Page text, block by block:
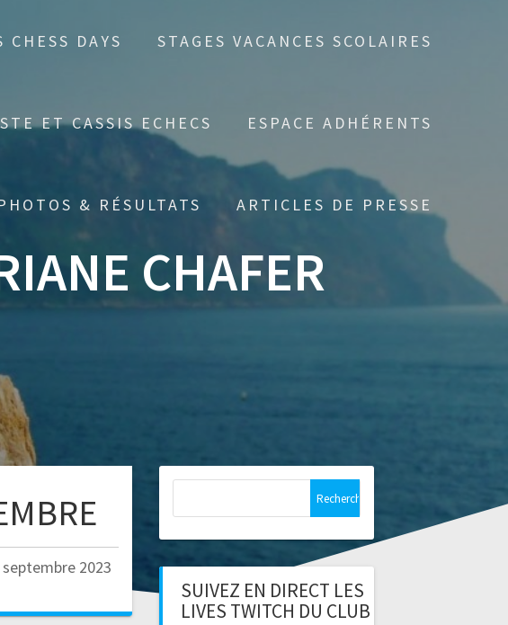
CHESS DAYS STAGES VACANCES SCOLAIRES
ET CASSIS ECHECS ESPACE ADHÉRENTS
& RÉSULTATS ARTICLES DE PRESSE
CHAFER
septembre 2023
SUIVEZ EN DIRECT LES
LIVES TWITCH DU CLUB